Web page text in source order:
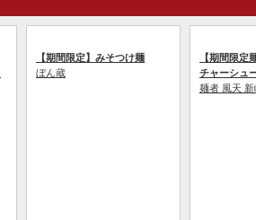
【期間限定】みそつけ麺
ぼん蔵
【期間限定
チャーシュ
麺者 風天 新